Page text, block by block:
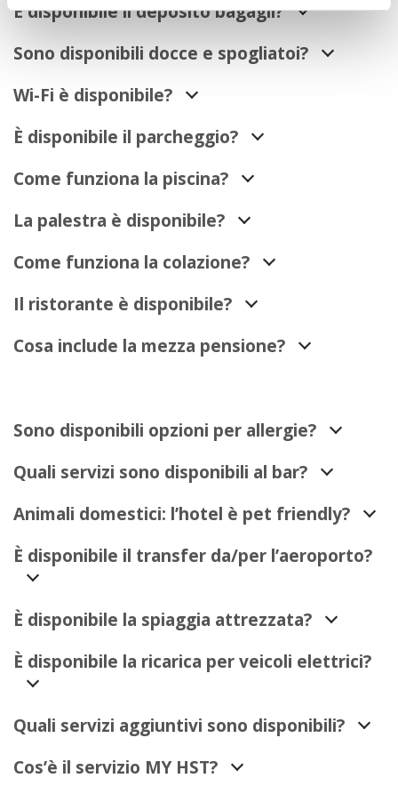
È disponibile il deposito bagagli?
Sono disponibili docce e spogliatoi?
Wi-Fi è disponibile?
È disponibile il parcheggio?
Come funziona la piscina?
La palestra è disponibile?
Come funziona la colazione?
Il ristorante è disponibile?
Cosa include la mezza pensione?
Sono disponibili opzioni per allergie?
Quali servizi sono disponibili al bar?
Animali domestici: l’hotel è pet friendly?
È disponibile il transfer da/per l’aeroporto?
È disponibile la spiaggia attrezzata?
È disponibile la ricarica per veicoli elettrici?
Quali servizi aggiuntivi sono disponibili?
Cos’è il servizio MY HST?